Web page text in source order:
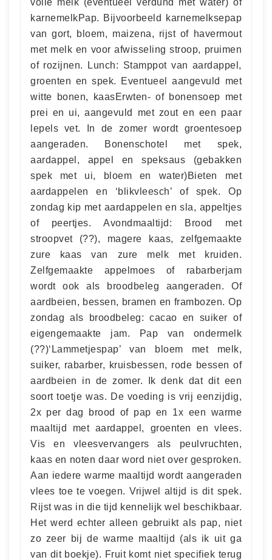
volle melk (eventueel verdund met water) of
karnemelkPap. Bijvoorbeeld karnemelksepap
van gort, bloem, maizena, rijst of havermout
met melk en voor afwisseling stroop, pruimen
of rozijnen. Lunch: Stamppot van aardappel,
groenten en spek. Eventueel aangevuld met
witte bonen, kaasErwten- of bonensoep met
prei en ui, aangevuld met zout en een paar
lepels vet. In de zomer wordt groentesoep
aangeraden. Bonenschotel met spek,
aardappel, appel en speksaus (gebakken
spek met ui, bloem en water)Bieten met
aardappelen en ‘blikvleesch’ of spek. Op
zondag kip met aardappelen en sla, appeltjes
of peertjes. Avondmaaltijd: Brood met
stroopvet (??), magere kaas, zelfgemaakte
zure kaas van zure melk met kruiden.
Zelfgemaakte appelmoes of rabarberjam
wordt ook als broodbeleg aangeraden. Of
aardbeien, bessen, bramen en frambozen. Op
zondag als broodbeleg: cacao en suiker of
eigengemaakte jam. Pap van ondermelk
(??)‘Lammetjespap’ van bloem met melk,
suiker, rabarber, kruisbessen, rode bessen of
aardbeien in de zomer. Ik denk dat dit een
soort toetje was. De voeding is vrij eenzijdig,
2x per dag brood of pap en 1x een warme
maaltijd met aardappel, groenten en vlees.
Vis en vleesvervangers als peulvruchten,
kaas en noten daar word niet over gesproken.
Aan iedere warme maaltijd wordt aangeraden
vlees toe te voegen. Vrijwel altijd is dit spek.
Rijst was in die tijd kennelijk wel beschikbaar.
Het werd echter alleen gebruikt als pap, niet
zo zeer bij de warme maaltijd (als ik uit ga
van dit boekje). Fruit komt niet specifiek terug